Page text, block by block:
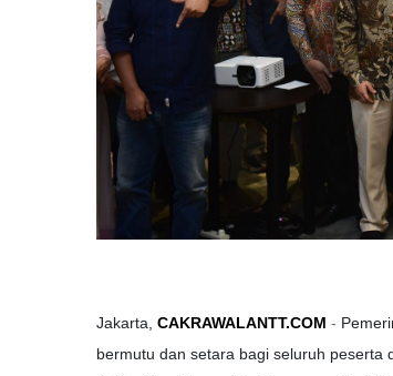
Jakarta, CAKRAWALANTT.COM -
bermutu dan setara bagi seluruh peserta